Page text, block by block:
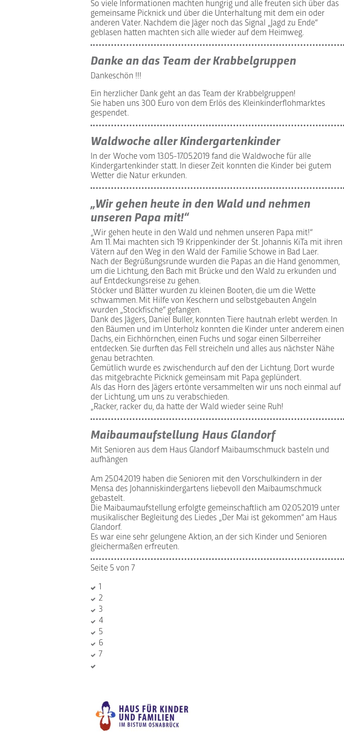
So viele Informationen machten hungrig und alle freuten sich über das
gemeinsame Picknick und über die Unterhaltung mit dem ein oder
anderen Vater. Nachdem die Jäger noch das Signal „Jagd zu Ende“
geblasen hatten machten sich alle wieder auf dem Heimweg.
Danke an das Team der Krabbelgruppen
Dankeschön !!!
Ein herzlicher Dank geht an das Team der Krabbelgruppen!
Sie haben uns 300 Euro von dem Erlös des Kleinkinderflohmarktes
gespendet.
Waldwoche aller Kindergartenkinder
In der Woche vom 13.05-17.05.2019 fand die Waldwoche für alle
Kindergartenkinder statt. In dieser Zeit konnten die Kinder bei gutem
Wetter die Natur erkunden.
„Wir gehen heute in den Wald und nehmen
unseren Papa mit!“
„Wir gehen heute in den Wald und nehmen unseren Papa mit!“
Am 11. Mai machten sich 19 Krippenkinder der St. Johannis KiTa mit ihren
Vätern auf den Weg in den Wald der Familie Schowe in Bad Laer.
Nach der Begrüßungsrunde wurden die Papas an die Hand genommen,
um die Lichtung, den Bach mit Brücke und den Wald zu erkunden und
auf Entdeckungsreise zu gehen.
Stöcker und Blätter wurden zu kleinen Booten, die um die Wette
schwammen. Mit Hilfe von Keschern und selbstgebauten Angeln
wurden „Stockfische“ gefangen.
Dank des Jägers, Daniel Buller, konnten Tiere hautnah erlebt werden. In
den Bäumen und im Unterholz konnten die Kinder unter anderem einen
Dachs, ein Eichhörnchen, einen Fuchs und sogar einen Silberreiher
entdecken. Sie durften das Fell streicheln und alles aus nächster Nähe
genau betrachten.
Gemütlich wurde es zwischendurch auf den der Lichtung. Dort wurde
das mitgebrachte Picknick gemeinsam mit Papa geplündert.
Als das Horn des Jägers ertönte versammelten wir uns noch einmal auf
der Lichtung, um uns zu verabschieden.
„Racker, racker du, da hatte der Wald wieder seine Ruh!
Maibaumaufstellung Haus Glandorf
Mit Senioren aus dem Haus Glandorf Maibaumschmuck basteln und
aufhängen
Am 25.04.2019 haben die Senioren mit den Vorschulkindern in der
Mensa des Johanniskindergartens liebevoll den Maibaumschmuck
gebastelt.
Die Maibaumaufstellung erfolgte gemeinschaftlich am 02.05.2019 unter
musikalischer Begleitung des Liedes „Der Mai ist gekommen“ am Haus
Glandorf.
Es war eine sehr gelungene Aktion, an der sich Kinder und Senioren
gleichermaßen erfreuten.
Seite 5 von 7
2
3
4
5
6
7